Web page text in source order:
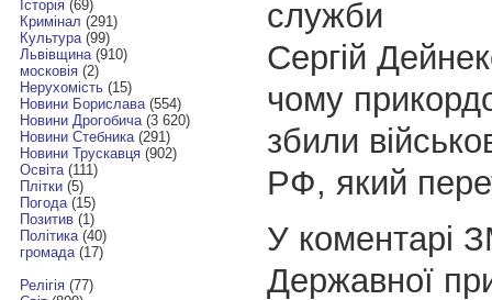
Історія(69)
Кримінал (291)
Культура(99)
Львівщина(910)
московія(2)
Нерухомість(15)
Новини Борислава(554)
Новини Дрогобича(3 620)
Новини Стебника(291)
Новини Трускавця(902)
Освіта(111)
Плітки(5)
Погода(15)
Позитив(1)
Політика(40)
громада(17)
Релігія(77)
служби
Сергій
чому
збили
РФ, який
У коментарі
Державної